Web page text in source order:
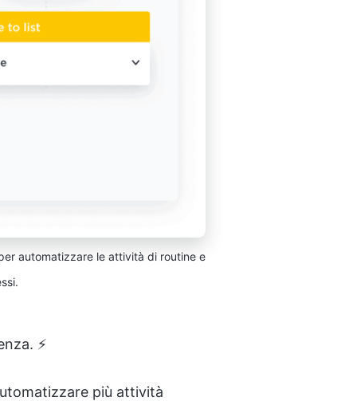
automatizzare le attività di routine e
⚡️
più attività